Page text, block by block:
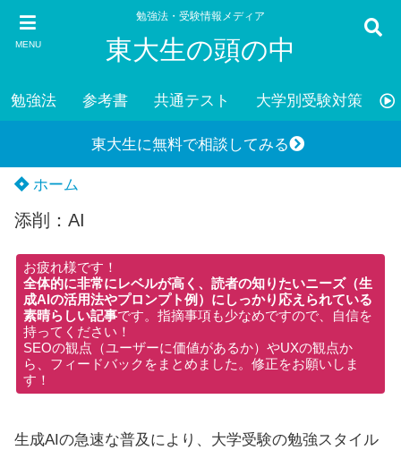
MENU
勉強法・受験情報メディア
東大生の頭の中
勉強法 参考書 共通テスト 大学別受験対策
東大生に無料で相談してみる
ホーム
添削：AI
お疲れ様です！
全体的に非常にレベルが高く、読者の知りたいニーズ（生
成AIの活用法やプロンプト例）にしっかり応えられている
素晴らしい記事です。指摘事項も少なめですので、自信を
持ってください！
SEOの観点（ユーザーに価値があるか）やUXの観点か
ら、フィードバックをまとめました。修正をお願いしま
す！
生成AIの急速な普及により、大学受験の勉強スタイル